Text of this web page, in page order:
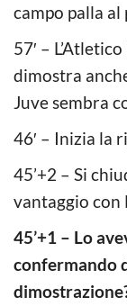
campo palla al
57′ –
dimostra
Juve sembra
46′ – Inizia la
45’+2 – Si
vantaggio con
45’+1 – Lo
confermando